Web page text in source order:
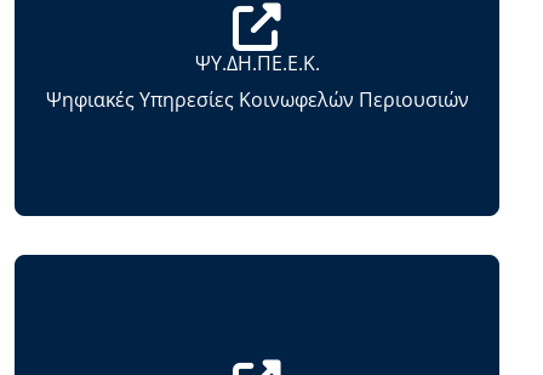
ΨΥ.ΔΗ.ΠΕ.Ε.Κ.
Ψηφιακές Υπηρεσίες Κοινωφελών Περιουσιών